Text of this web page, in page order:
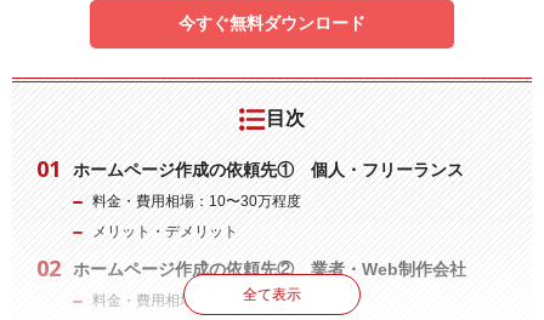
今すぐ無料ダウンロード
目次
ホームページ作成の依頼先① 個人・フリーランス
料金・費用相場：10〜30万程度
メリット・デメリット
ホームページ作成の依頼先② 業者・Web制作会社
料金・費用相場：100〜400万円以上
全て表示